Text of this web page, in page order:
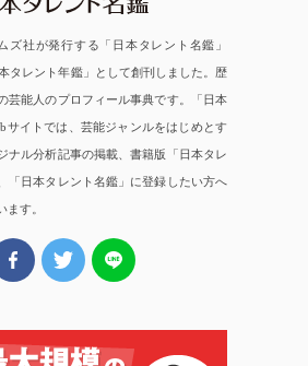
ズ社が発行する「日本タレント名鑑」
タレント年鑑」として創刊しました。歴
芸能人のプロフィール事典です。「日本
サイトでは、芸能ジャンルをはじめとす
ナル分析記事の掲載、書籍版「日本タレ
「日本タレント名鑑」に登録したい方へ
ます。